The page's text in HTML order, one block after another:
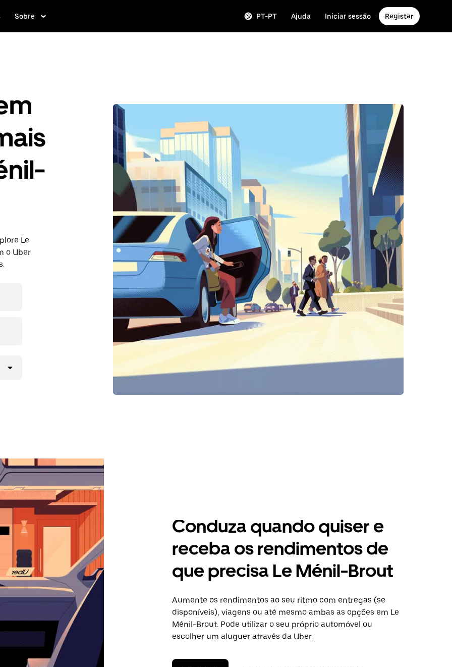
Sobre PT-PT Ajuda Iniciar sessão Registar
Le
o Uber
Conduza quando quiser e
receba os rendimentos de
que precisa Le Ménil-Brout
Aumente os rendimentos ao seu ritmo com entregas (se
disponíveis), viagens ou até mesmo ambas as opções em Le
Ménil-Brout. Pode utilizar o seu próprio automóvel ou
escolher um aluguer através da Uber.